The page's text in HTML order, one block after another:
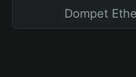
Dompet